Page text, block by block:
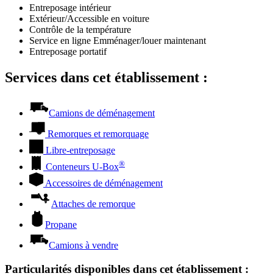
Entreposage intérieur
Extérieur/Accessible en voiture
Contrôle de la température
Service en ligne Emménager/louer maintenant
Entreposage portatif
Services dans cet établissement :
Camions de déménagement
Remorques et remorquage
Libre-entreposage
Conteneurs U-Box®
Accessoires de déménagement
Attaches de remorque
Propane
Camions à vendre
Particularités disponibles dans cet établissement :